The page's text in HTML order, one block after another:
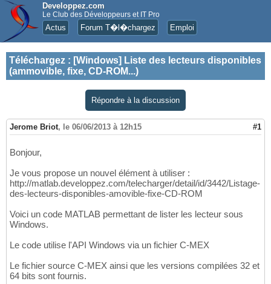
Developpez.com
Le Club des Développeurs et IT Pro
Actus Forum T�l�chargez Emploi
Téléchargez : [Windows] Liste des lecteurs disponibles
(ammovible, fixe, CD-ROM...)
Répondre à la discussion
Jerome Briot, le 06/06/2013 à 12h15 #1
Bonjour,
Je vous propose un nouvel élément à utiliser :
http://matlab.developpez.com/telecharger/detail/id/3442/Listage-
des-lecteurs-disponibles-amovible-fixe-CD-ROM
Voici un code MATLAB permettant de lister les lecteur sous
Windows.
Le code utilise l'API Windows via un fichier C-MEX
Le fichier source C-MEX ainsi que les versions compilées 32 et
64 bits sont fournis.